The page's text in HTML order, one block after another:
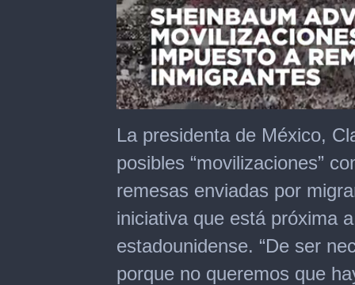
of
2
2
seconds
La presidenta de México,
posibles “movilizaciones”
remesas enviadas por
iniciativa que está próxima
estadounidense. “De ser
porque no queremos que